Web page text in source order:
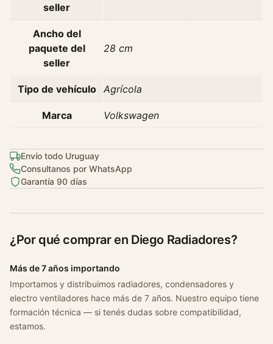
ñ
9
5
-
8
a
t
i
d
a
d
seller
Ancho del
paquete del
seller
28 cm
Tipo de vehículo Agrícola
Marca Volkswagen
Envío todo Uruguay
Consultanos por WhatsApp
Garantía 90 días
¿Por qué comprar en Diego Radiadores?
Más de 7 años importando
Importamos y distribuimos radiadores, condensadores y
electro ventiladores hace más de 7 años. Nuestro equipo tiene
formación técnica — si tenés dudas sobre compatibilidad,
estamos.